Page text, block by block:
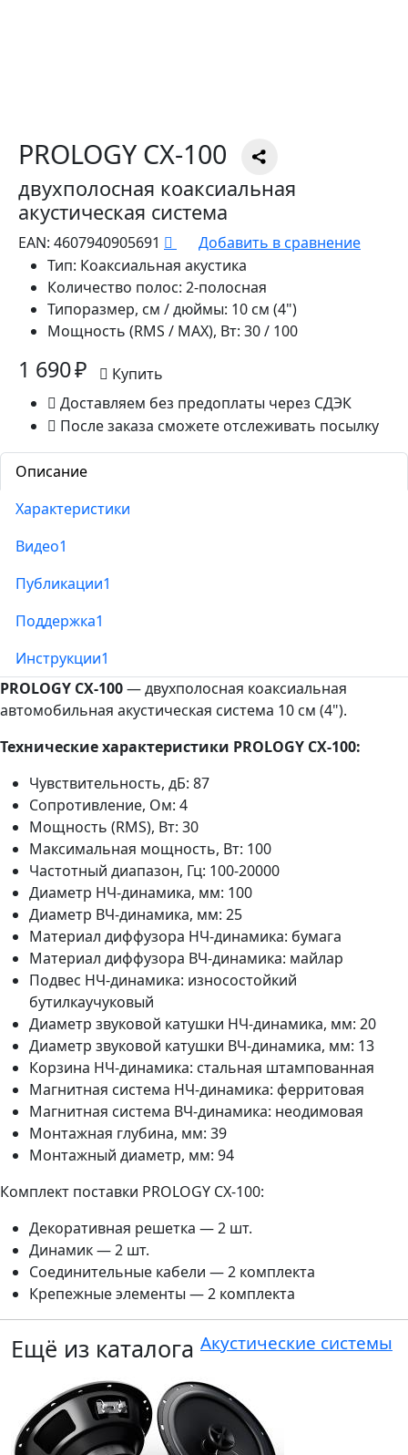
PROLOGY CX-100
двухполосная коаксиальная
акустическая система
EAN: 4607940905691
Добавить в сравнение
Тип: Коаксиальная акустика
Количество полос: 2-полосная
Типоразмер, см / дюймы: 10 см (4")
Мощность (RMS / MAX), Вт: 30 / 100
1 690 ₽
Купить
Доставляем без предоплаты через СДЭК
После заказа сможете отслеживать посылку
Описание
Характеристики
Видео1
Публикации1
Поддержка1
Инструкции1
PROLOGY CX-100— двухполосная коаксиальная
автомобильная акустическая система 10 см (4").
Технические характеристики PROLOGY CX-100:
Чувствительность, дБ: 87
Сопротивление, Ом: 4
Мощность (RMS), Вт: 30
Максимальная мощность, Вт: 100
Частотный диапазон, Гц: 100-20000
Диаметр НЧ-динамика, мм: 100
Диаметр ВЧ-динамика, мм: 25
Материал диффузора НЧ-динамика: бумага
Материал диффузора ВЧ-динамика: майлар
Подвес НЧ-динамика: износостойкий
бутилкаучуковый
Диаметр звуковой катушки НЧ-динамика, мм: 20
Диаметр звуковой катушки ВЧ-динамика, мм: 13
Корзина НЧ-динамика: стальная штампованная
Магнитная система НЧ-динамика: ферритовая
Магнитная система ВЧ-динамика: неодимовая
Монтажная глубина, мм: 39
Монтажный диаметр, мм: 94
Комплект поставки PROLOGY CX-100:
Декоративная решетка — 2 шт.
Динамик — 2 шт.
Соединительные кабели — 2 комплекта
Крепежные элементы — 2 комплекта
Ещё из каталога Акустические системы